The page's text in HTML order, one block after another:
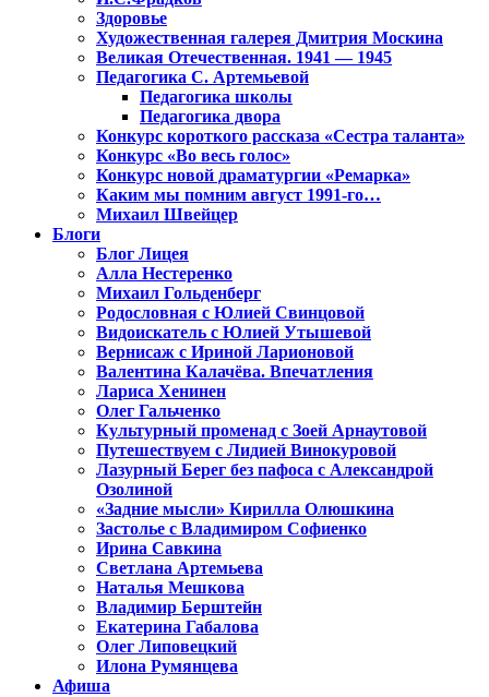
Здоровье
Художественная галерея Дмитрия Москина
Великая Отечественная. 1941 — 1945
Педагогика С. Артемьевой
Педагогика школы
Педагогика двора
Конкурс короткого рассказа «Сестра таланта»
Конкурс «Во весь голос»
Конкурс новой драматургии «Ремарка»
Каким мы помним август 1991-го…
Михаил Швейцер
Блоги
Блог Лицея
Алла Нестеренко
Михаил Гольденберг
Родословная с Юлией Свинцовой
Видоискатель с Юлией Утышевой
Вернисаж с Ириной Ларионовой
Валентина Калачёва. Впечатления
Лариса Хенинен
Олег Гальченко
Культурный променад с Зоей Арнаутовой
Путешествуем с Лидией Винокуровой
Лазурный Берег без пафоса с Александрой
Озолиной
«Задние мысли» Кирилла Олюшкина
Застолье с Владимиром Софиенко
Ирина Савкина
Светлана Артемьева
Наталья Мешкова
Владимир Берштейн
Екатерина Габалова
Олег Липовецкий
Илона Румянцева
Афиша